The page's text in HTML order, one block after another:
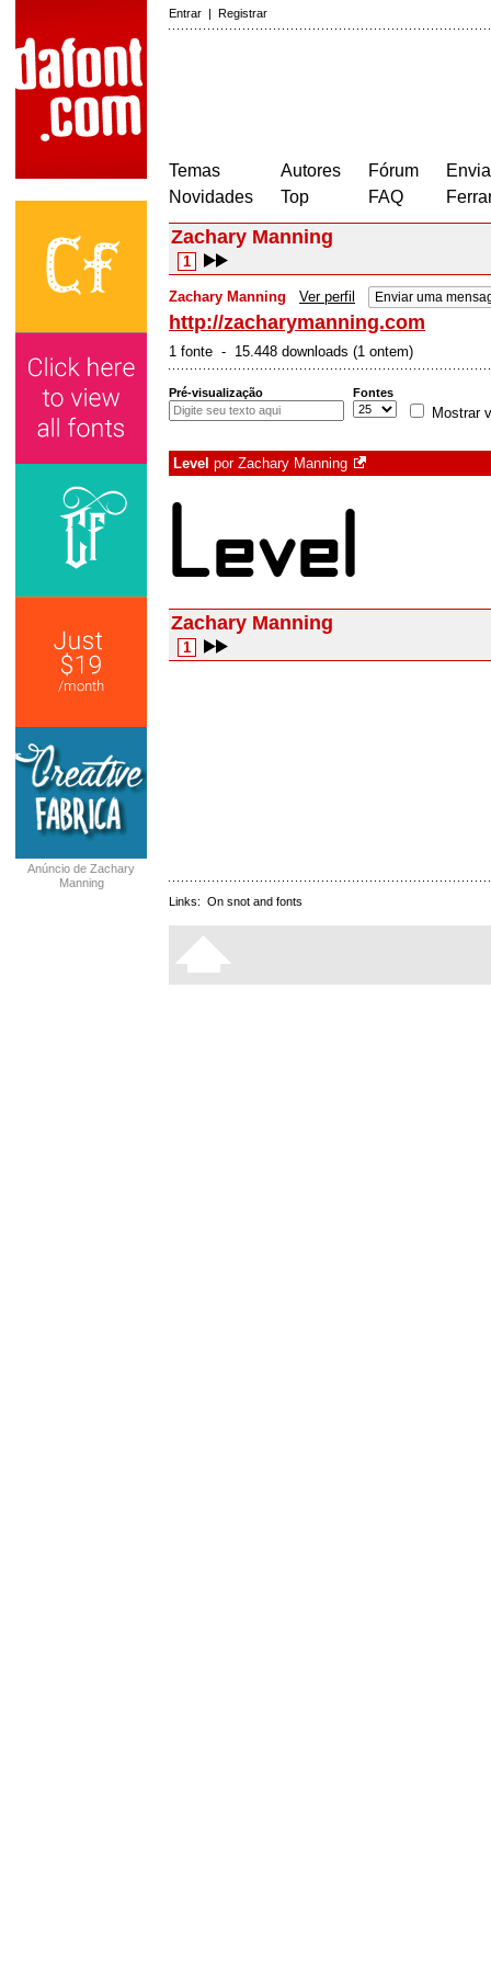
Entrar | Registrar
Temas
Novidades
Autores
Top
Fórum
FAQ
Anúncio de Zachary
Manning
Zachary Manning
1
Zachary Manning Ver perfil Enviar uma
http://zacharymanning.com
1 fonte - 15.448 downloads (1 ontem)
Pré-visualização Fontes
Mostrar
Level por Zachary Manning
Zachary Manning
1
Links: On snot and fonts